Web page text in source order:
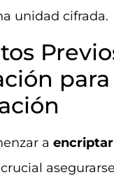
unidad cifrada.
para
a